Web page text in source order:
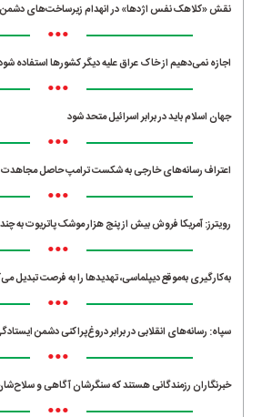
نقش «کلاهک نفس اژدها» در انهدام زیرساخت‌های دشمن
•••
اجازه نمی‌دهیم از خاک عراق علیه دیگر کشورها استفاده
•••
جهان اسلام باید در برابر اسرائیل متحد شود
•••
اعتراف رسانه‌های خارجی به شکست ترامپ حاصل مجاهدت
•••
رویترز: آمریکا فروش بیش از پنج هزار موشک پاتریوت به چند
•••
به‌کارگیری به‌موقع دیپلماسی، تهدیدها را به فرصت تبدیل
•••
سپاه: رسانه‌های انقلابی در برابر دروغ‌پراکنی دشمن
•••
خبرنگاران رزمندگانی هستند که سنگرشان آگاهی و